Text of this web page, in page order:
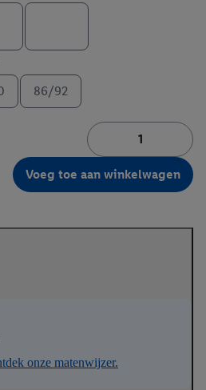
86/92
Voeg toe aan winkelwagen
onze matenwijzer.